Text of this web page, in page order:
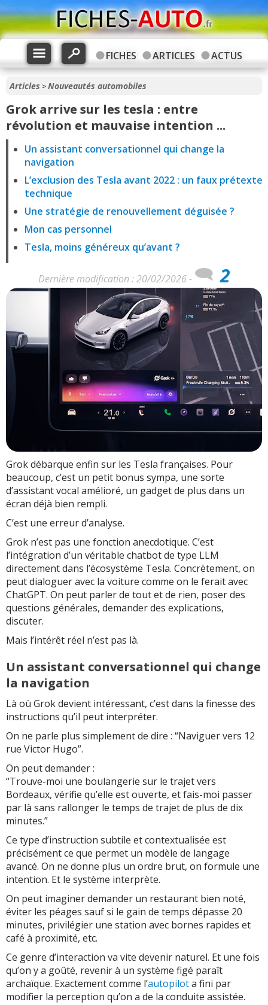
FICHES ARTICLES ACTUS
Articles >Nouveautés automobiles
Grok arrive sur les tesla : entre
révolution et mauvaise intention ...
Un assistant conversationnel qui change la
navigation
L’exclusion des Tesla avant 2022 : un faux prétexte
technique
Une stratégie de renouvellement déguisée ?
Mon cas personnel
Tesla, moins généreux qu’avant ?
Dernière modification : 20/02/2026 - 2
Grok débarque enfin sur les Tesla françaises. Pour
beaucoup, c’est un petit bonus sympa, une sorte
d’assistant vocal amélioré, un gadget de plus dans un
écran déjà bien rempli.
C’est une erreur d’analyse.
Grok n’est pas une fonction anecdotique. C’est
l’intégration d’un véritable chatbot de type LLM
directement dans l’écosystème Tesla. Concrètement, on
peut dialoguer avec la voiture comme on le ferait avec
ChatGPT. On peut parler de tout et de rien, poser des
questions générales, demander des explications,
discuter.
Mais l’intérêt réel n’est pas là.
Un assistant conversationnel qui change
la navigation
Là où Grok devient intéressant, c’est dans la finesse des
instructions qu’il peut interpréter.
On ne parle plus simplement de dire : “Naviguer vers 12
rue Victor Hugo”.
On peut demander :
“Trouve-moi une boulangerie sur le trajet vers
Bordeaux, vérifie qu’elle est ouverte, et fais-moi passer
par là sans rallonger le temps de trajet de plus de dix
minutes.”
Ce type d’instruction subtile et contextualisée est
précisément ce que permet un modèle de langage
avancé. On ne donne plus un ordre brut, on formule une
intention. Et le système interprète.
On peut imaginer demander un restaurant bien noté,
éviter les péages sauf si le gain de temps dépasse 20
minutes, privilégier une station avec bornes rapides et
café à proximité, etc.
Ce genre d’interaction va vite devenir naturel. Et une fois
qu’on y a goûté, revenir à un système figé paraît
archaïque. Exactement comme l’autopilota fini par
modifier la perception qu’on a de la conduite assistée.